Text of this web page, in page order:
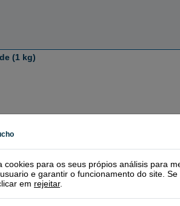
(1 kg)
Nuclear (1 kg)
cookies para os seus própios análisis para
e garantir o funcionamento do site.
em rejeitar.